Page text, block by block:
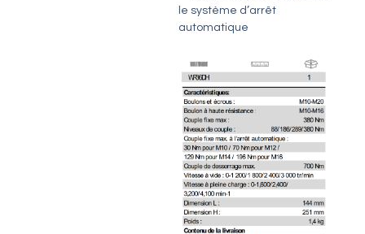
le système d’arrêt
automatique